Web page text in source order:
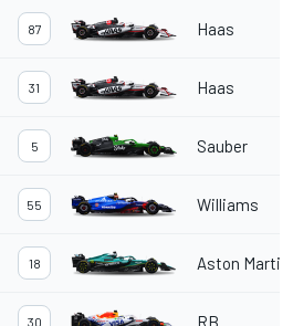
87 Haas
31 Haas
5 Sauber
55 Williams
18 Aston Martin
30 RB